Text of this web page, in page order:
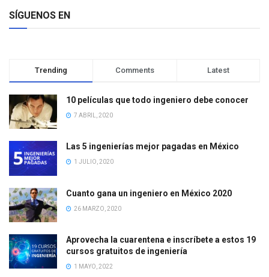
SÍGUENOS EN
Trending Comments Latest
10 películas que todo ingeniero debe conocer
7 ABRIL, 2020
Las 5 ingenierías mejor pagadas en México
1 JULIO, 2020
Cuanto gana un ingeniero en México 2020
26 MARZO, 2020
Aprovecha la cuarentena e inscríbete a estos 19
cursos gratuitos de ingeniería
1 MAYO, 2022